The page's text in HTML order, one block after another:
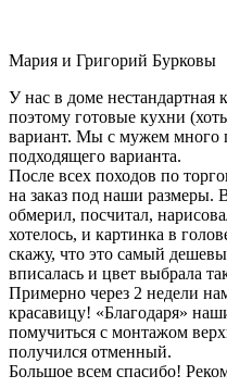
Мария и Григорий Бурковы
У нас в доме нестандартная
поэтому готовые кухни
вариант. Мы с мужем много
подходящего варианта.
После всех походов по
на заказ под наши размеры.
обмерил, посчитал,
хотелось, и картинка в
скажу, что это самый
вписалась и цвет выбрала
Примерно через 2 недели
красавицу! «Благодаря»
помучиться с монтажом
получился отменный.
Большое всем спасибо!